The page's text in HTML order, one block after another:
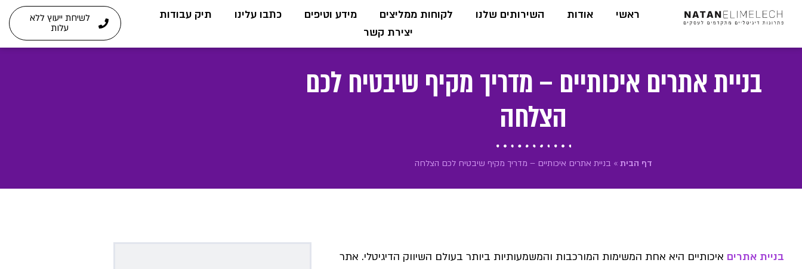
ראשי אודות השירותים שלנו לקוחות ממליצים מידע וטיפים כתבו עלינו
תיק עבודות
יצירת קשר
לשיחת ייעוץ ללא
עלות
בניית אתרים איכותיים – מדריך מקיף שיבטיח לכם
הצלחה
דף הבית » בניית אתרים איכותיים – מדריך מקיף שיבטיח לכם הצלחה
בניית אתרים איכותיים היא אחת המשימות המורכבות והמשמעותיות ביותר בעולם השיווק הדיגיטלי. אתר